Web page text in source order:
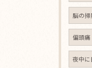
脳の掃
偏頭痛
夜中に